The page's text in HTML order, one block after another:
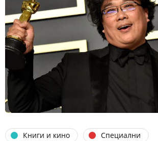
Книги и кино Специални